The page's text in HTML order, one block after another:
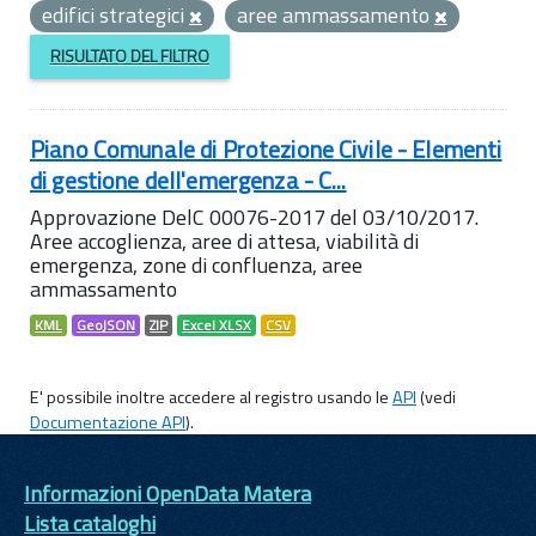
edifici strategici
aree ammassamento
RISULTATO DEL FILTRO
Piano Comunale di Protezione Civile - Elementi
di gestione dell'emergenza - C...
Approvazione DelC 00076-2017 del 03/10/2017.
Aree accoglienza, aree di attesa, viabilità di
emergenza, zone di confluenza, aree
ammassamento
KML GeoJSON ZIP Excel XLSX CSV
E' possibile inoltre accedere al registro usando leAPI(vedi
Documentazione API).
Informazioni OpenData Matera
Lista cataloghi